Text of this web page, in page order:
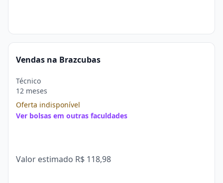
Vendas na Brazcubas
Técnico
12 meses
Oferta indisponível
Ver bolsas em outras faculdades
Valor estimado R$ 118,98